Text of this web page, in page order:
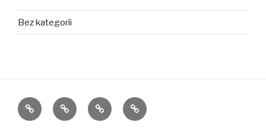
Bez kategorii
Home
O
nas
Rejon
działania
FAQ